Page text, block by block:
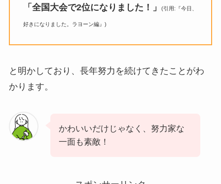
「全国大会で2位になりました！」 (引用:『今日、
好きになりました。ラヨーン編』)
と明かしており、長年努力を続けてきたことがわ
かります。
かわいいだけじゃなく、努力家な
一面も素敵！